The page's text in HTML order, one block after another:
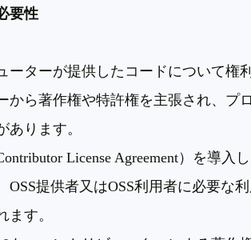
要性
ーターが提供したコードについて権
から著作権や特許権を主張され、プ
あります。
License Agreement）を導入
OSS提供者又はOSS利用者に必要な
ます。